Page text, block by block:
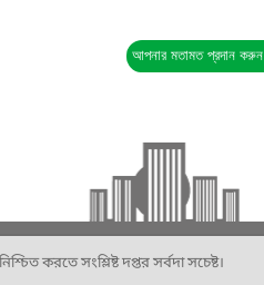
আপনার মতামত প্রদান করুন
করতে সংশ্লিষ্ট দপ্তর সর্বদা সচেষ্ট।